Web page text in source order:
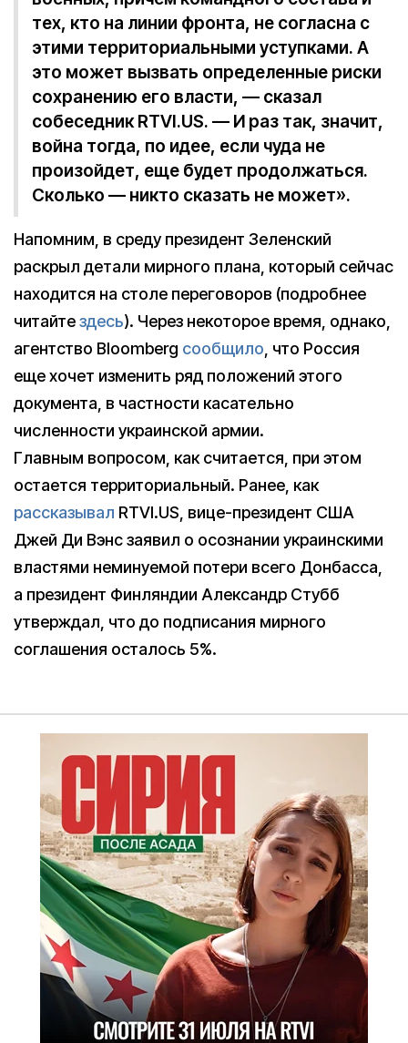
тех, кто на линии фронта, не согласна с
этими территориальными уступками. А
это может вызвать определенные риски
сохранению его власти, — сказал
собеседник RTVI.US. — И раз так, значит,
война тогда, по идее, если чуда не
произойдет, еще будет продолжаться.
Сколько — никто сказать не может».
Напомним, в среду президент Зеленский
раскрыл детали мирного плана, который сейчас
находится на столе переговоров (подробнее
читайтездесь). Через некоторое время, однако,
агентство Bloomberg сообщило, что Россия
еще хочет изменить ряд положений этого
документа, в частности касательно
численности украинской армии.
Главным вопросом, как считается, при этом
остается территориальный. Ранее, как
рассказывал RTVI.US, вице-президент США
Джей Ди Вэнс заявил о осознании украинскими
властями неминуемой потери всего Донбасса,
а президент Финляндии Александр Стубб
утверждал, что до подписания мирного
соглашения осталось 5%.